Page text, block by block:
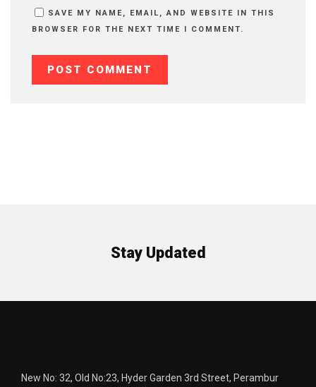
SAVE MY NAME, EMAIL, AND WEBSITE IN THIS
BROWSER FOR THE NEXT TIME I COMMENT.
Stay Updated
New No: 32, Old No:23, Hyder Garden 3rd Street, Perambur